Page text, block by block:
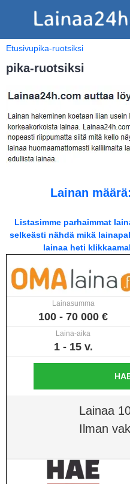
Etusivupika-ruotsiksi
pika-ruotsiksi
Lainan määrä:
Listasimme parhaimmat
selkeästi nähdä mikä
lainaa heti
Lainasumma
100 - 70 000 €
Laina-aika
1 - 15 v.
Lainaa
Ilman